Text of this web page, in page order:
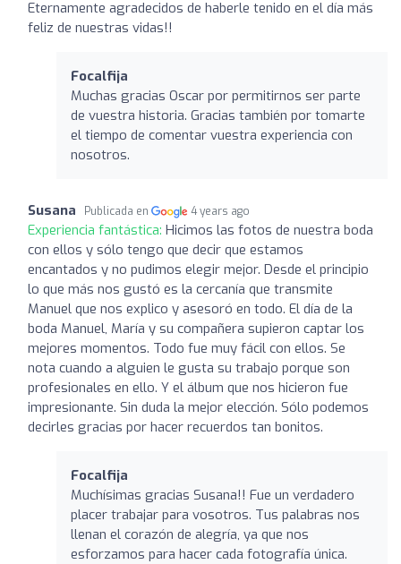
Eternamente agradecidos de haberle tenido en el día más
feliz de nuestras vidas!!
Focalfija
Muchas gracias Oscar por permitirnos ser parte
de vuestra historia. Gracias también por tomarte
el tiempo de comentar vuestra experiencia con
nosotros.
Susana Publicada en 4 years ago
Experiencia fantástica: Hicimos las fotos de nuestra boda
con ellos y sólo tengo que decir que estamos
encantados y no pudimos elegir mejor. Desde el principio
lo que más nos gustó es la cercanía que transmite
Manuel que nos explico y asesoró en todo. El día de la
boda Manuel, María y su compañera supieron captar los
mejores momentos. Todo fue muy fácil con ellos. Se
nota cuando a alguien le gusta su trabajo porque son
profesionales en ello. Y el álbum que nos hicieron fue
impresionante. Sin duda la mejor elección. Sólo podemos
decirles gracias por hacer recuerdos tan bonitos.
Focalfija
Muchísimas gracias Susana!! Fue un verdadero
placer trabajar para vosotros. Tus palabras nos
llenan el corazón de alegría, ya que nos
esforzamos para hacer cada fotografía única.